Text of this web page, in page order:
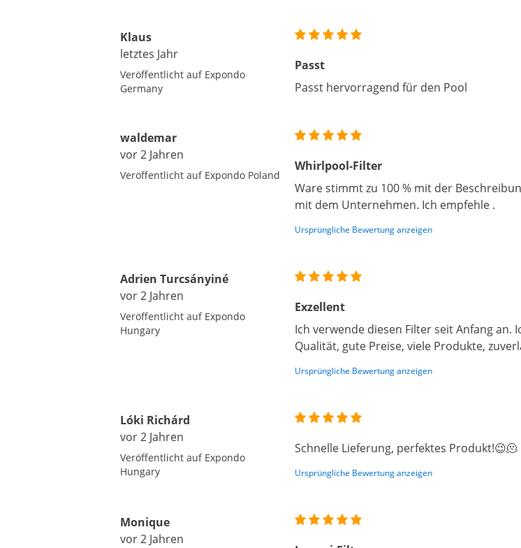
Klaus
letztes Jahr
Veröffentlicht auf Expondo
Germany
Passt
Passt hervorragend für den Pool
waldemar
vor 2 Jahren
Veröffentlicht auf Expondo Poland
Whirlpool-Filter
Ware stimmt zu 100 % mit der
mit dem Unternehmen. Ich empfehle .
Ursprüngliche Bewertung anzeigen
Adrien Turcsányiné
vor 2 Jahren
Veröffentlicht auf Expondo
Hungary
Exzellent
Ich verwende diesen Filter seit Anfang an.
Qualität, gute Preise, viele Produkte,
Ursprüngliche Bewertung anzeigen
Lóki Richárd
vor 2 Jahren
Veröffentlicht auf Expondo
Hungary
Schnelle Lieferung, perfektes Produkt!😉🫠
Ursprüngliche Bewertung anzeigen
Monique
vor 2 Jahren